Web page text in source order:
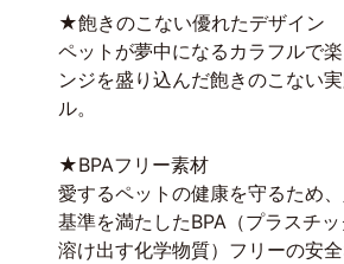
★飽きのこない優れたデザイン
ペットが夢中になるカラフルで
ンジを盛り込んだ飽きのこない
ル。
★BPAフリー素材
愛するペットの健康を守るため
基準を満たしたBPA（プラスチ
溶け出す化学物質）フリーの安